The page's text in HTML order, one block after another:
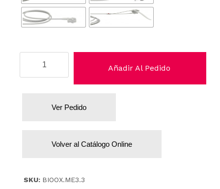
Añadir Al Pedido
Ver Pedido
Volver al Catálogo Online
SKU: BIOOX.ME3.3